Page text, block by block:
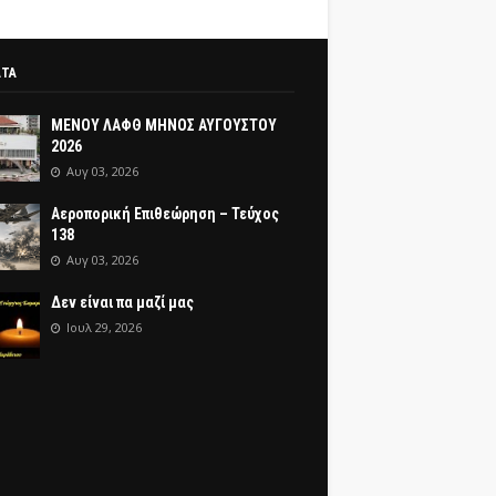
ΜΕΝΟΥ ΛΑΦΘ ΜΗΝΟΣ ΑΥΓΟΥΣΤΟΥ
2026
Αυγ 03, 2026
Αεροπορική Επιθεώρηση – Τεύχος
138
Αυγ 03, 2026
Δεν είναι πα μαζί μας
Ιουλ 29, 2026